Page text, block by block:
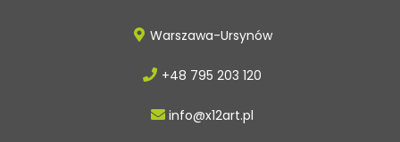
Warszawa-Ursynów
+48 795 203 120
info@x12art.pl